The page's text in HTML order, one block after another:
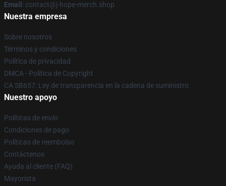
Email : contact@j-hope-merch.shop
Nuestra empresa
Sobre nosotros
Términos y condiciones
Política de privacidad
DMCA - Política de Copyright
CA SB657: Ley de transparencia en la cadena de suministro
Nuestro apoyo
Políticas de envío
Condiciones de pago
Políticas de reembolso
Contáctenos
Ayuda al cliente (FAQ)
Mayorista